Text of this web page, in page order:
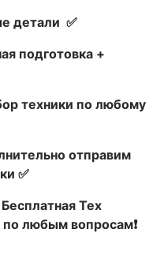
детали ✅
подготовка +
техники по любому
отправим
✅
Бесплатная Тех
любым вопросам❗